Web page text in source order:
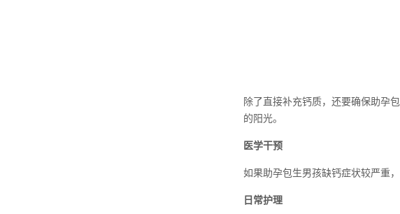
除了直接补充钙质，还要确保助孕
的阳光。
医学干预
如果助孕包生男孩缺钙症状较严重
日常护理